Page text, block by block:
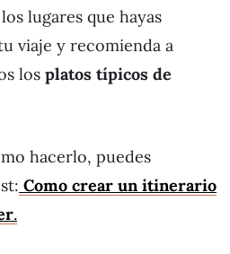
lugares que hayas
viaje y recomienda a
los platos típicos de
hacerlo, puedes
Como crear un itinerario
.